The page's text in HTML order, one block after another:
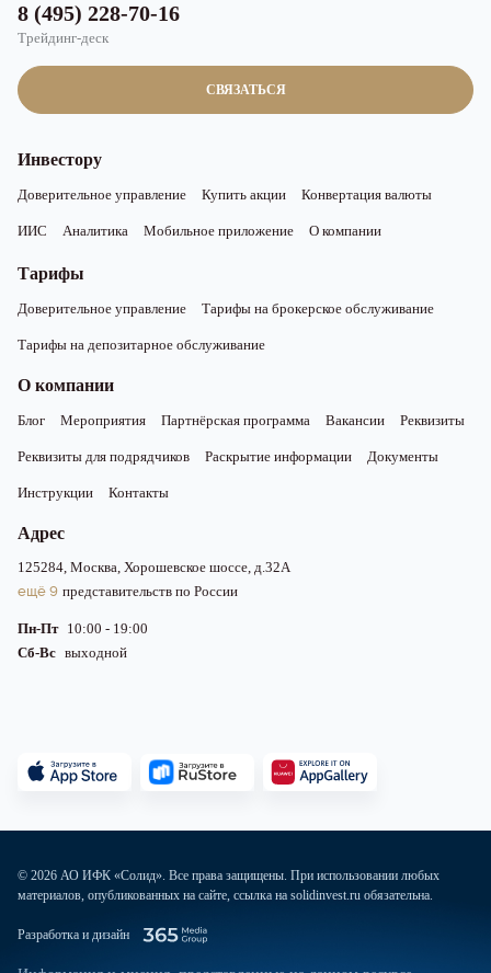
СВЯЗАТЬСЯ
8 (495) 228-70-16
Трейдинг-деск
Инвестору
Доверительное управление Купить акции Конвертация валюты
ИИС Аналитика Мобильное приложение О компании
Тарифы
Доверительное управление Тарифы на брокерское обслуживание
Тарифы на депозитарное обслуживание
О компании
Блог Мероприятия Партнёрская программа Вакансии Реквизиты
Реквизиты для подрядчиков Раскрытие информации Документы
Инструкции Контакты
Адрес
125284, Москва, Хорошевское шоссе, д.32А
ещё 9 представительств по России
Пн-Пт 10:00 - 19:00
Сб-Вс выходной
© 2026 АО ИФК «Солид». Все права защищены. При использовании любых
материалов, опубликованных на сайте, ссылка на solidinvest.ru обязательна.
Разработка и дизайн